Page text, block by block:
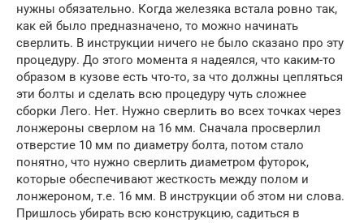
нужны обязательно. Когда железяка встала ровно так,
как ей было предназначено, то можно начинать
сверлить. В инструкции ничего не было сказано про эту
процедуру. До этого момента я надеялся, что каким-то
образом в кузове есть что-то, за что должны цепляться
эти болты и сделать всю процедуру чуть сложнее
сборки Лего. Нет. Нужно сверлить во всех точках через
лонжероны сверлом на 16 мм. Сначала просверлил
отверстие 10 мм по диаметру болта, потом стало
понятно, что нужно сверлить диаметром футорок,
которые обеспечивают жесткость между полом и
лонжероном, т.е. 16 мм. В инструкции об этом ни слова.
Пришлось убирать всю конструкцию, садиться в